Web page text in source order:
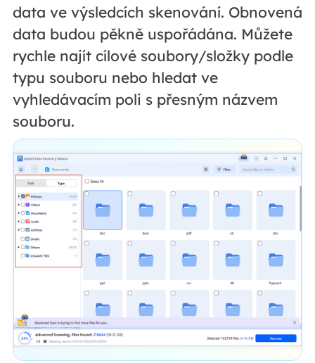
data ve výsledcích skenování. Obnovená
data budou pěkně uspořádána. Můžete
rychle najít cílové soubory/složky podle
typu souboru nebo hledat ve
vyhledávacím poli s přesným názvem
souboru.